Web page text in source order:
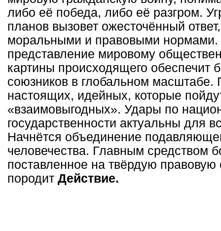
либо её победа, либо её разгром.
планов вызовет ожесточённый
моральными и правовыми нормами.
представление мировому
картины происходящего обеспечит
союзников в глобальном масштабе.
настоящих, идейных, которые
«взаимовыгодных». Удары по
государственности актуальны для
Начнётся объединение
человечества. Главным средством
поставленное на твёрдую правовую
породит Действие.